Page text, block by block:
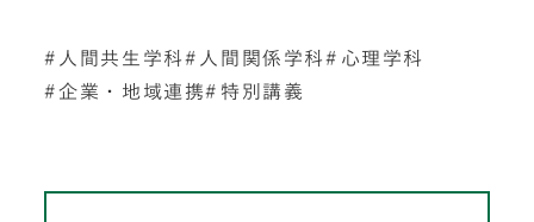
人間共生学科 人間関係学科
心理学科
企業・地域連携
特別講義